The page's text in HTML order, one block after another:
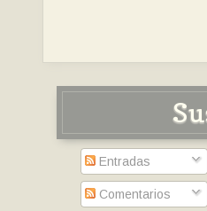
Entradas
Comentarios